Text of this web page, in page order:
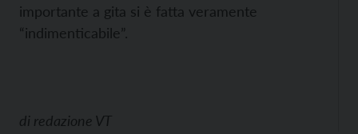
importante a gita si è fatta veramente
“indimenticabile”.
di redazione VT